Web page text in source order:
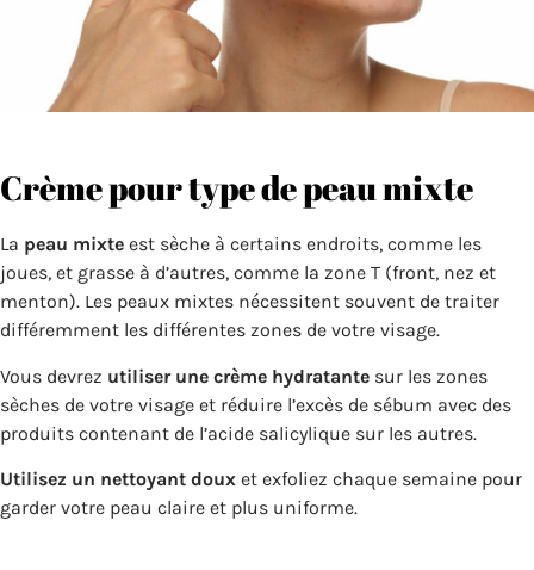
Crème pour type de peau mixte
La peau mixte est sèche à certains endroits, comme les
joues, et grasse à d’autres, comme la zone T (front, nez et
menton). Les peaux mixtes nécessitent souvent de traiter
différemment les différentes zones de votre visage.
Vous devrez utiliser une crème hydratante sur les zones
sèches de votre visage et réduire l’excès de sébum avec des
produits contenant de l’acide salicylique sur les autres.
Utilisez un nettoyant doux et exfoliez chaque semaine pour
garder votre peau claire et plus uniforme.